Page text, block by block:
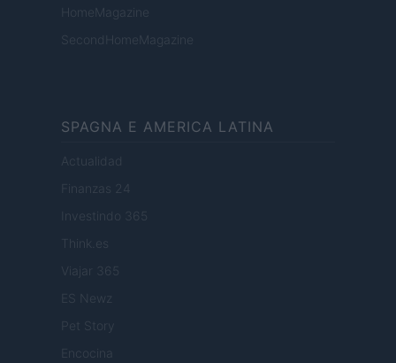
HomeMagazine
SecondHomeMagazine
SPAGNA E AMERICA LATINA
Actualidad
Finanzas 24
Investindo 365
Think.es
Viajar 365
ES Newz
Pet Story
Encocina